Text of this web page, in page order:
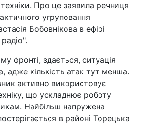
Про це заявила речниця
угруповання
Бобовнікова в ефірі
фронті, здається, ситуація
адже кількість атак тут менша.
активно використовує
що ускладнює роботу
Найбільш напружена
в районі Торецька